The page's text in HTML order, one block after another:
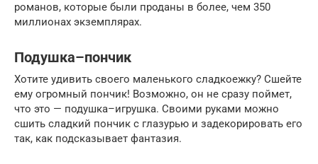
романов, которые были проданы в более, чем 350
миллионах экземплярах.
Подушка–пончик
Хотите удивить своего маленького сладкоежку? Сшейте
ему огромный пончик! Возможно, он не сразу поймет,
что это — подушка–игрушка. Своими руками можно
сшить сладкий пончик с глазурью и задекорировать его
так, как подсказывает фантазия.